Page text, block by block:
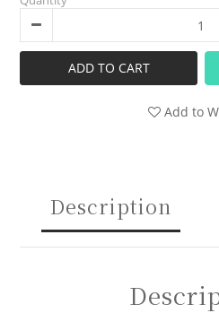
ADD TO CART
Add to
Description